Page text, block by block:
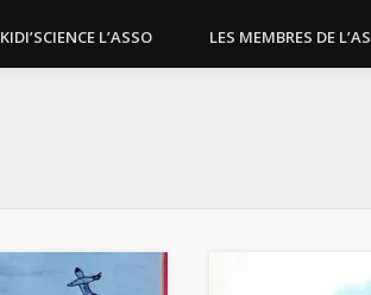
KIDI’SCIENCE L’ASSO LES MEMBRES DE